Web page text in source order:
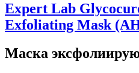
Expert Lab
Exfoliating Mask
Маска